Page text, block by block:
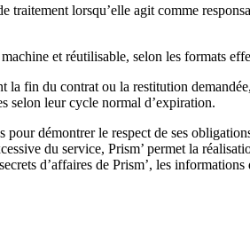
lorsqu’elle agit comme
et réutilisable, selon les formats
fin du contrat ou la restitution
selon leur cycle normal d’expiration.
démontrer le respect de ses
du service, Prism’ permet la
d’affaires de Prism’, les